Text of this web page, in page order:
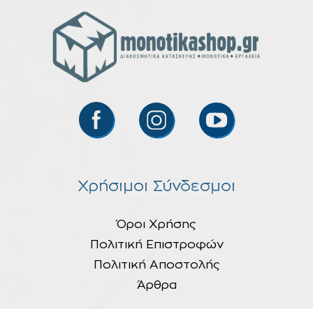
Χρήσιμοι Σύνδεσμοι
Όροι Χρήσης
Πολιτική Επιστροφών
Πολιτική Αποστολής
Άρθρα